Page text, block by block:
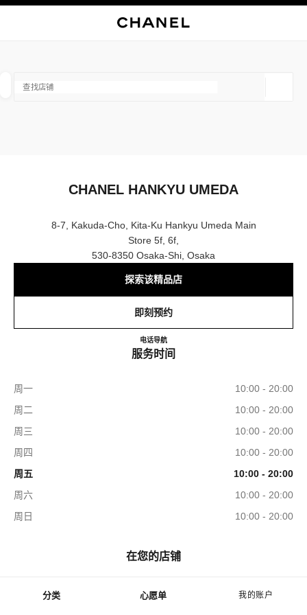
菜单 - 主导航
分类 心愿单 我的账户
关闭精品店卡片 CHANEL HANKYU UMEDA
CHANEL HANKYU UMEDA
8-7, Kakuda-Cho, Kita-Ku Hankyu Umeda Main
Store 5f, 6f,
530-8350 Osaka-Shi, Osaka
探索该精品店
即刻预约
电话0120-519-770
导航CHANEL HANKYU UMEDA
服务时间
周一
10:00 - 20:00
周二
10:00 - 20:00
周三
10:00 - 20:00
周四
10:00 - 20:00
周五
10:00 - 20:00
周六
10:00 - 20:00
周日
10:00 - 20:00
在您的店铺